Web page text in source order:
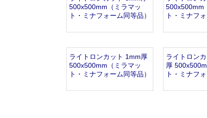
500x500mm（ミラマッ
ト・ミナフォーム同等品）
500x500mm
ト・ミナフ
ライトロンカット 1mm厚
500x500mm（ミラマッ
ト・ミナフォーム同等品）
ライトロン
厚
ト・ミナフ